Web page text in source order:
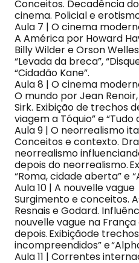
Conceitos. Decadência
cinema. Policial e
Aula 7 | O cinema
A América por Howard
Billy Wilder e Orson
“Levada da breca”,
“Cidadão Kane”.
Aula 8 | O cinema
O mundo por Jean
Sirk. Exibição de trechos
viagem a Tóquio” e
Aula 9 | O neorrealismo
Conceitos e contexto.
neorrealismo
depois do neorrealismo.
“Roma, cidade aberta” e
Aula 10 | A nouvelle vague
Surgimento e conceitos.
Resnais e Godard.
nouvelle vague na
depois. Exibiçãode
incompreendidos” e
Aula 11 | Correntes